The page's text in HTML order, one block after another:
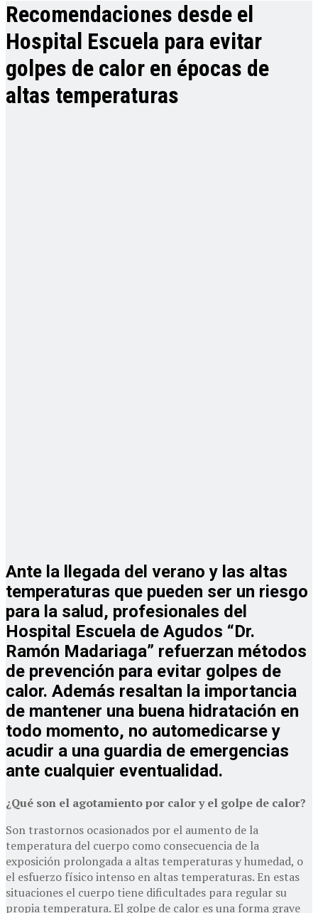
Recomendaciones desde el
Hospital Escuela para evitar
golpes de calor en épocas de
altas temperaturas
Ante la llegada del verano y las altas
temperaturas que pueden ser un riesgo
para la salud, profesionales del
Hospital Escuela de Agudos “Dr.
Ramón Madariaga” refuerzan métodos
de prevención para evitar golpes de
calor. Además resaltan la importancia
de mantener una buena hidratación en
todo momento, no automedicarse y
acudir a una guardia de emergencias
ante cualquier eventualidad.
¿Qué son el agotamiento por calor y el golpe de calor?
Son trastornos ocasionados por el aumento de la
temperatura del cuerpo como consecuencia de la
exposición prolongada a altas temperaturas y humedad, o
el esfuerzo físico intenso en altas temperaturas. En estas
situaciones el cuerpo tiene dificultades para regular su
propia temperatura. El golpe de calor es una forma grave